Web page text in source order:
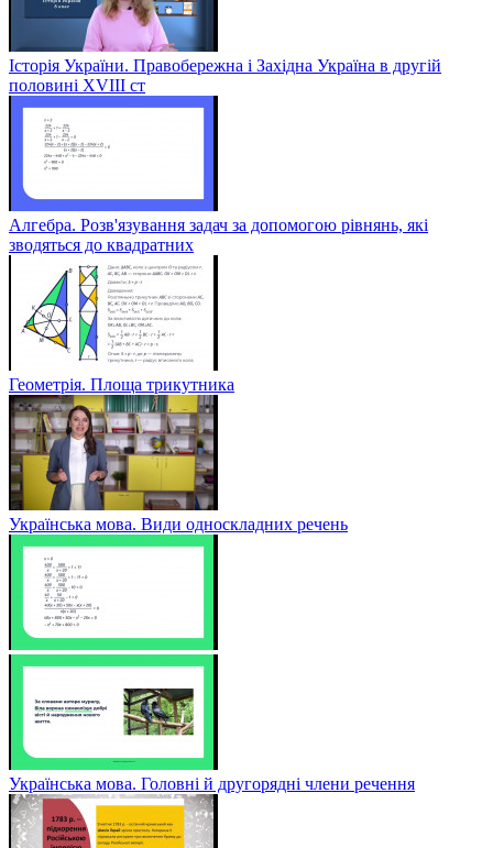
Історія України. Правобережна і Західна Україна в другій
половині XVIII ст
Алгебра. Розв'язування задач за допомогою рівнянь, які
зводяться до квадратних
Геометрія. Площа трикутника
Українська мова. Види односкладних речень
Українська мова. Головні й другорядні члени речення